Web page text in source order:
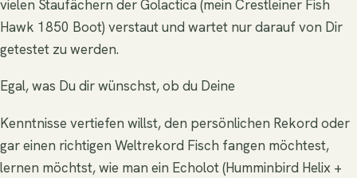
vielen Staufächern der Golactica (mein Crestleiner Fish
Hawk 1850 Boot) verstaut und wartet nur darauf von Dir
getestet zu werden.
Egal, was Du dir wünschst, ob du Deine
Kenntnisse vertiefen willst, den persönlichen Rekord oder
gar einen richtigen Weltrekord Fisch fangen möchtest,
lernen möchtst, wie man ein Echolot (Humminbird Helix +